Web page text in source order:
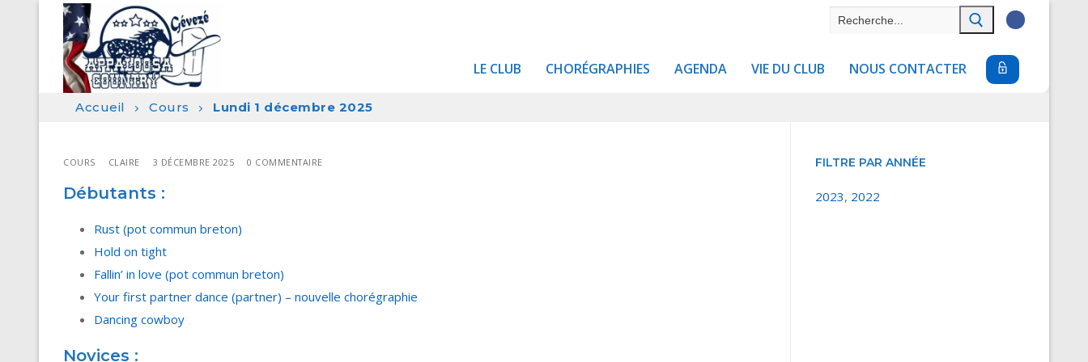
contenu
Rechercher
LE CLUB CHORÉGRAPHIES AGENDA VIE DU CLUB NOUS CONTACTER
Accueil Cours Lundi 1 décembre 2025
COURS CLAIRE 3 DÉCEMBRE 2025 0 COMMENTAIRE
Débutants :
Rust (pot commun breton)
Hold on tight
Fallin’ in love (pot commun breton)
Your first partner dance (partner) – nouvelle chorégraphie
Dancing cowboy
Novices :
FILTRE PAR ANNÉE
2023, 2022